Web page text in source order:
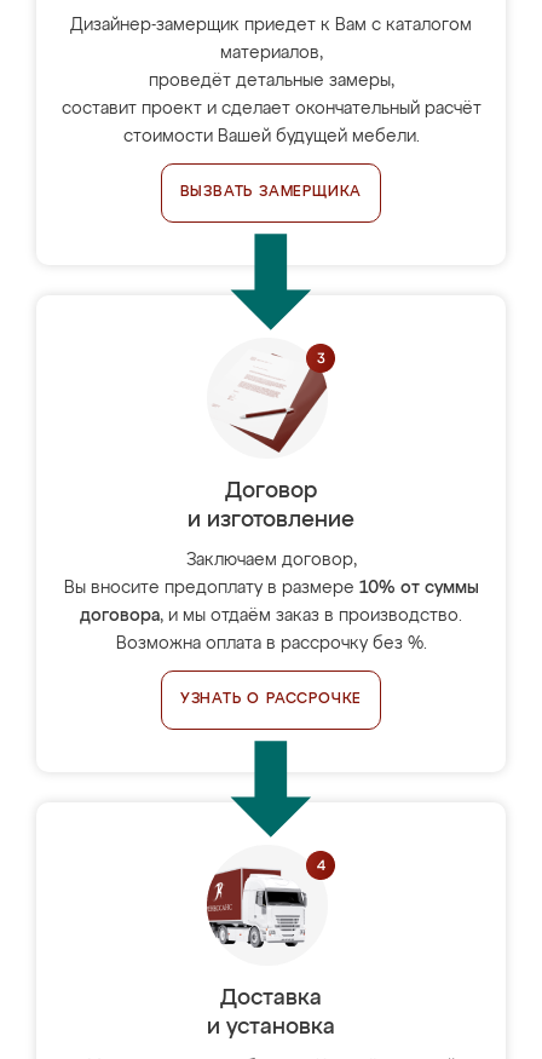
Дизайнер-замерщик приедет к Вам с каталогом
материалов,
проведёт детальные замеры,
составит проект и сделает окончательный расчёт
стоимости Вашей будущей мебели.
ВЫЗВАТЬ ЗАМЕРЩИКА
Договор
и изготовление
Заключаем договор,
Вы вносите предоплату в размере 10% от суммы
договора, и мы отдаём заказ в производство.
Возможна оплата в рассрочку без %.
УЗНАТЬ О РАССРОЧКЕ
Доставка
и установка